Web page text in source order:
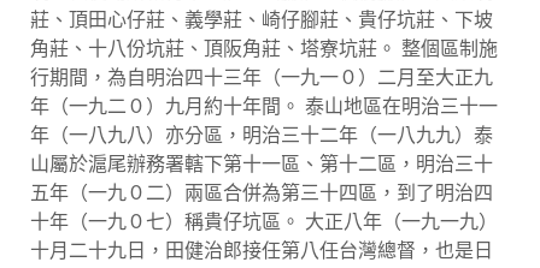
莊、頂田心仔莊、義學莊、崎仔腳莊、貴仔坑莊、下坡
角莊、十八份坑莊、頂阪角莊、塔寮坑莊。 整個區制施
行期間，為自明治四十三年（一九一０）二月至大正九
年（一九二０）九月約十年間。 泰山地區在明治三十一
年（一八九八）亦分區，明治三十二年（一八九九）泰
山屬於滬尾辦務署轄下第十一區、第十二區，明治三十
五年（一九０二）兩區合併為第三十四區，到了明治四
十年（一九０七）稱貴仔坑區。 大正八年（一九一九）
十月二十九日，田健治郎接任第八任台灣總督，也是日